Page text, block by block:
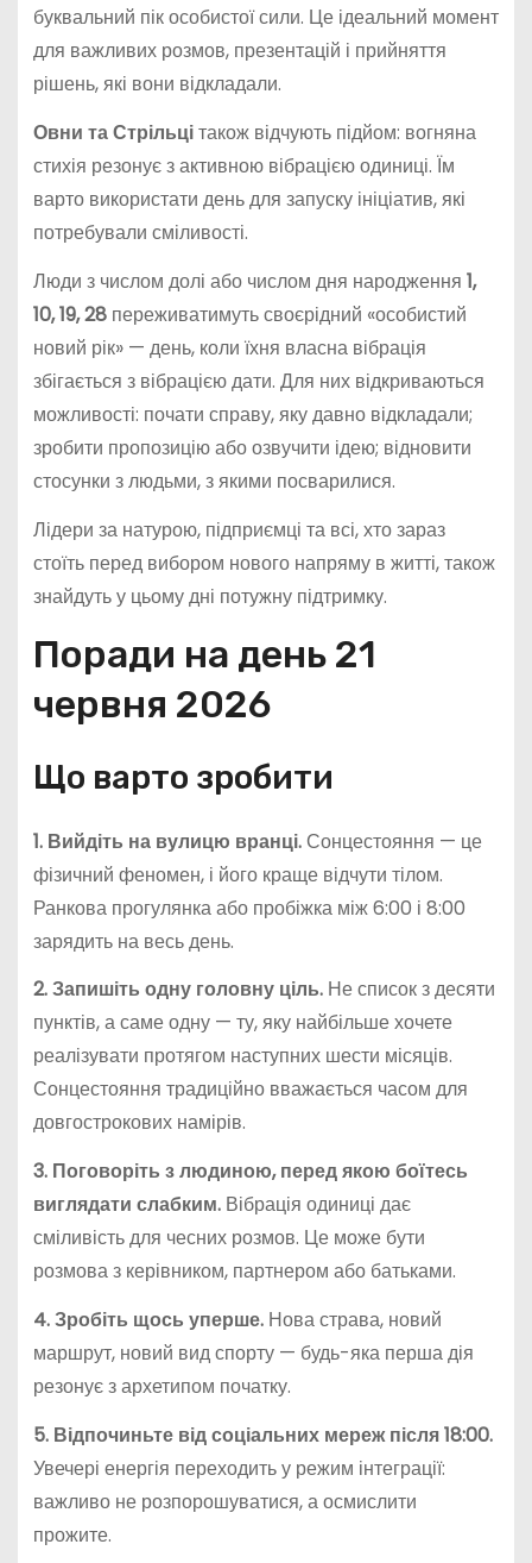
буквальний пік особистої сили. Це ідеальний момент
для важливих розмов, презентацій і прийняття
рішень, які вони відкладали.
Овни та Стрільцітакож відчують підйом: вогняна
стихія резонує з активною вібрацією одиниці. Їм
варто використати день для запуску ініціатив, які
потребували сміливості.
Люди з числом долі або числом дня народження 1,
10, 19, 28переживатимуть своєрідний «особистий
новий рік» — день, коли їхня власна вібрація
збігається з вібрацією дати. Для них відкриваються
можливості: почати справу, яку давно відкладали;
зробити пропозицію або озвучити ідею; відновити
стосунки з людьми, з якими посварилися.
Лідери за натурою, підприємці та всі, хто зараз
стоїть перед вибором нового напряму в житті, також
знайдуть у цьому дні потужну підтримку.
Поради на день 21
червня 2026
Що варто зробити
1. Вийдіть на вулицю вранці.Сонцестояння — це
фізичний феномен, і його краще відчути тілом.
Ранкова прогулянка або пробіжка між 6:00 і 8:00
зарядить на весь день.
2. Запишіть одну головну ціль.Не список з десяти
пунктів, а саме одну — ту, яку найбільше хочете
реалізувати протягом наступних шести місяців.
Сонцестояння традиційно вважається часом для
довгострокових намірів.
3. Поговоріть з людиною, перед якою боїтесь
виглядати слабким.Вібрація одиниці дає
сміливість для чесних розмов. Це може бути
розмова з керівником, партнером або батьками.
4. Зробіть щось уперше.Нова страва, новий
маршрут, новий вид спорту — будь-яка перша дія
резонує з архетипом початку.
5. Відпочиньте від соціальних мереж після 18:00.
Увечері енергія переходить у режим інтеграції:
важливо не розпорошуватися, а осмислити
прожите.